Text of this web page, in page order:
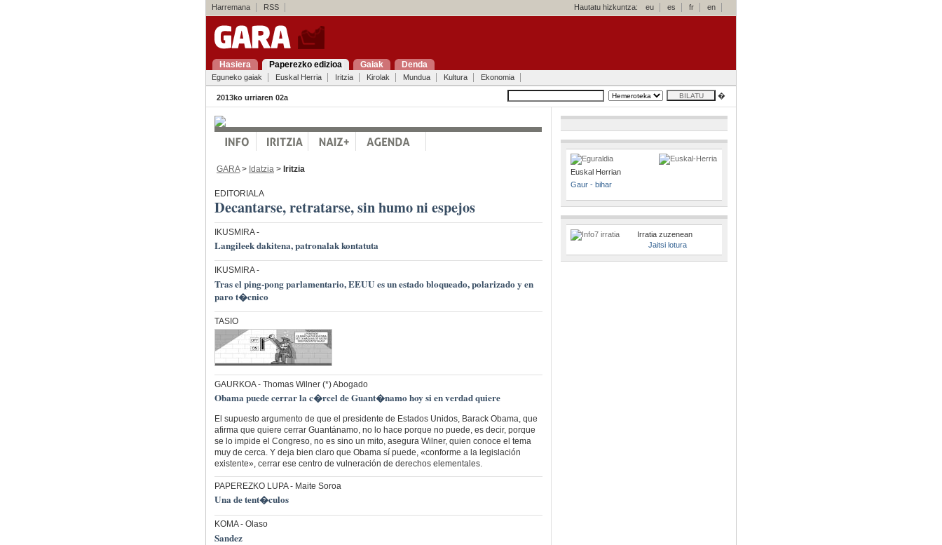
Harremana RSS Hautatu hizkuntza: eu es fr en
Hasiera Paperezko edizioa Gaiak Denda
Eguneko gaiak Euskal Herria Iritzia Kirolak Mundua Kultura Ekonomia
2013ko urriaren 02a �
GARA> Idatzia > Iritzia
EDITORIALA
Decantarse, retratarse, sin humo ni espejos
IKUSMIRA-
Langileek dakitena, patronalak kontatuta
IKUSMIRA-
Tras el ping-pong parlamentario, EEUU es un estado bloqueado, polarizado y en
paro t�cnico
TASIO
GAURKOA- Thomas Wilner (*) Abogado
Obama puede cerrar la c�rcel de Guant�namo hoy si en verdad quiere
El supuesto argumento de que el presidente de Estados Unidos, Barack Obama, que
afirma que quiere cerrar Guantánamo, no lo hace porque no puede, es decir, porque
se lo impide el Congreso, no es sino un mito, asegura Wilner, quien conoce el tema
muy de cerca. Y deja bien claro que Obama sí puede, «conforme a la legislación
existente», cerrar ese centro de vulneración de derechos elementales.
PAPEREZKO LUPA- Maite Soroa
Una de tent�culos
KOMA- Olaso
Sandez
Euskal Herrian
Gaur - bihar
Irratia zuzenean
Jaitsi lotura